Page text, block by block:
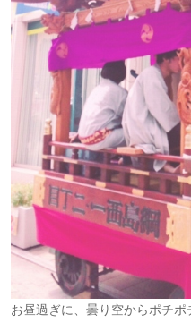
お昼過ぎに、曇り空からポチ